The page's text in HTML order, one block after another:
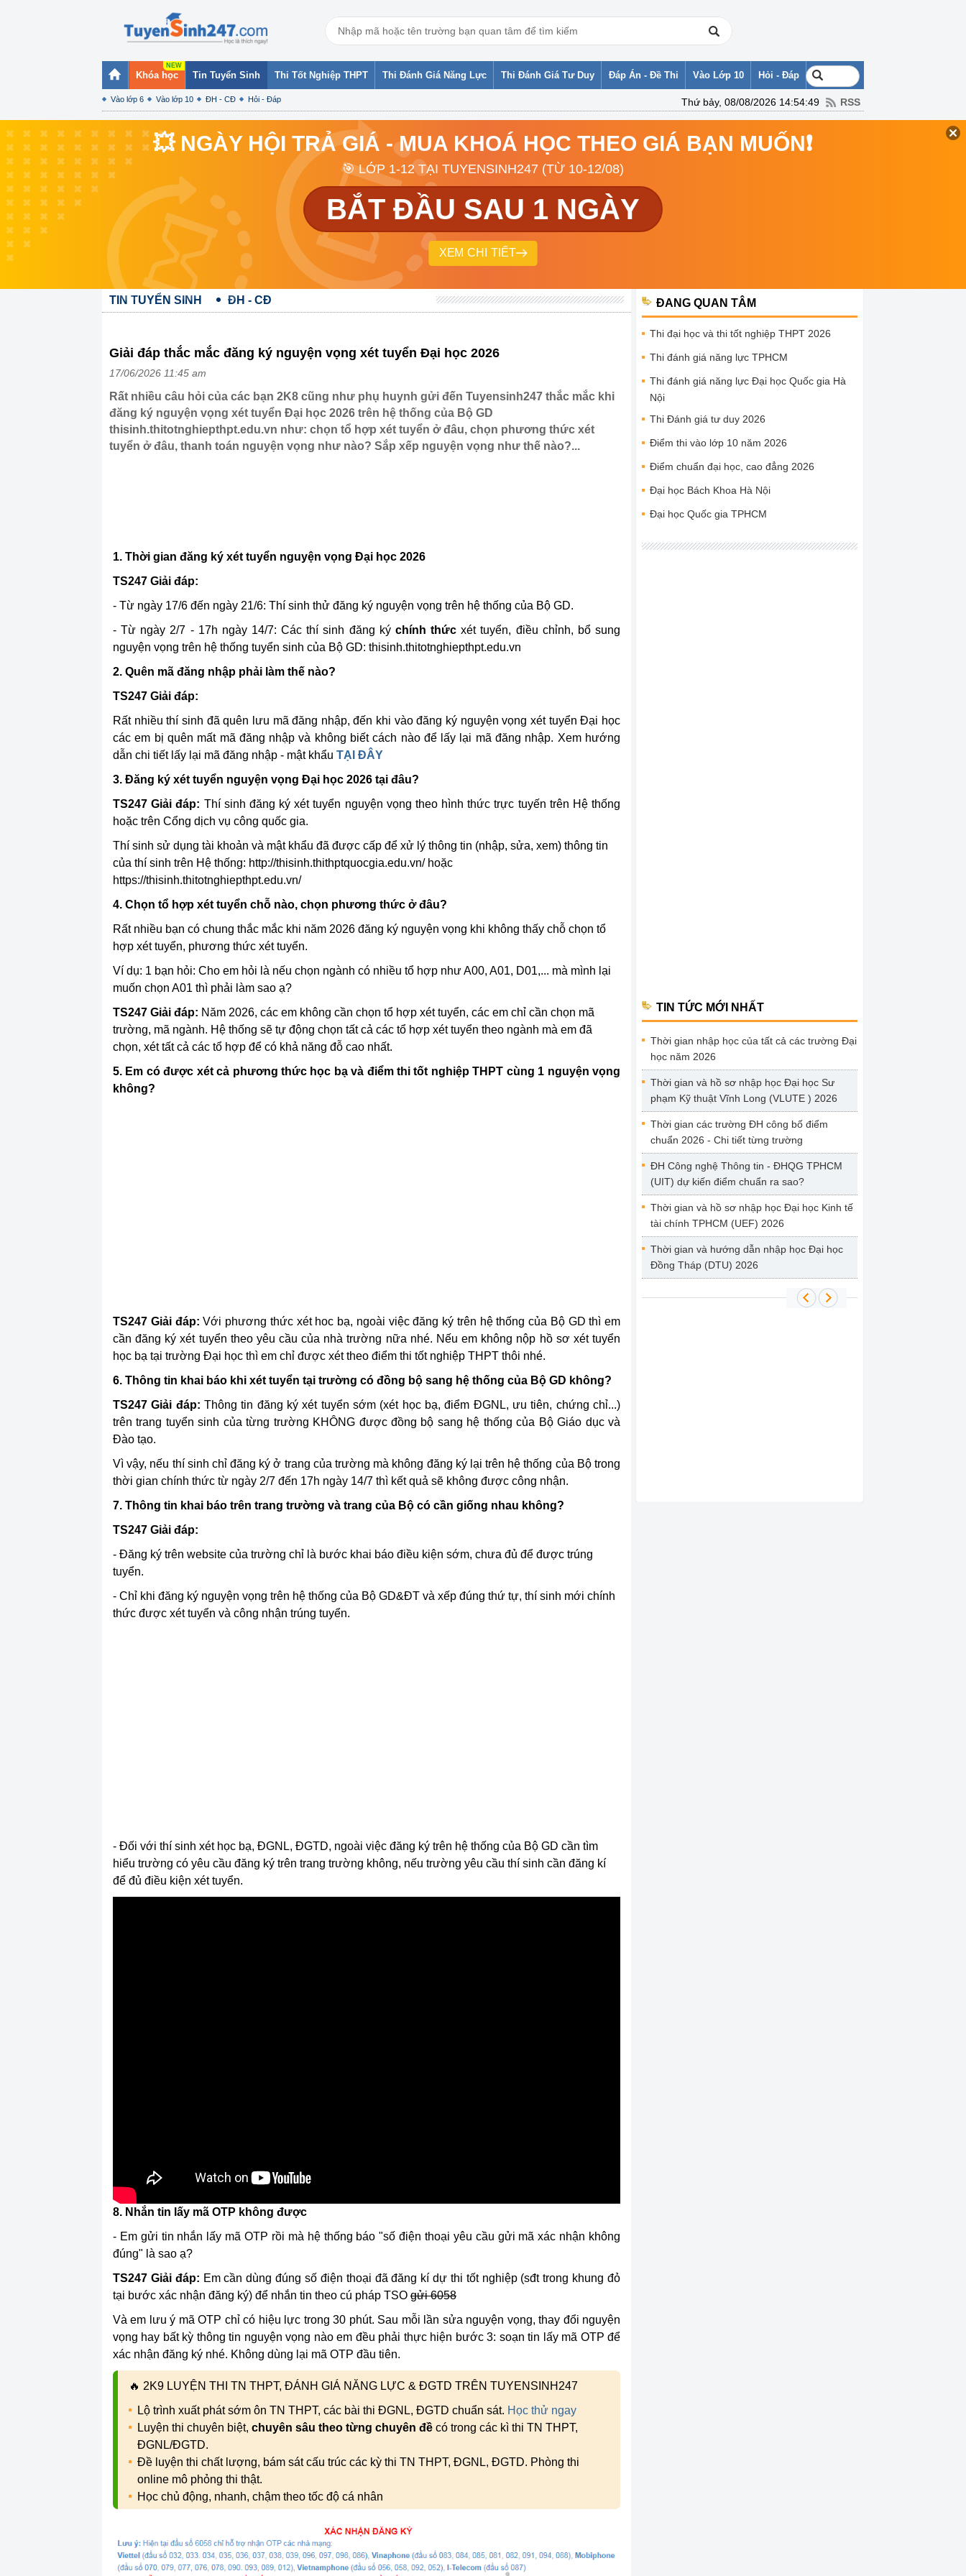
Khóa học Tin Tuyển Sinh
Vào lớp 6 Vào lớp 10 ĐH - CĐ Hỏi - Đáp
Thi Tốt Nghiệp THPT Thi Đánh Giá Năng Lực Thi Đánh Giá Tư Duy Đáp Án - Đề Thi Vào Lớp 10 Hỏi - Đáp
Thứ bảy, 08/08/2026 14:54:49 RSS
💥 NGÀY HỘI TRẢ GIÁ - MUA KHOÁ HỌC THEO GIÁ BẠN MUỐN❗
🎯 LỚP 1-12 TẠI TUYENSINH247 (TỪ 10-12/08)
BẮT ĐẦU SAU 1 NGÀY
XEM CHI TIẾT
TIN TUYỂN SINH ĐH - CĐ
Giải đáp thắc mắc đăng ký nguyện vọng xét tuyển Đại học 2026
17/06/2026 11:45 am
Rất nhiều câu hỏi của các bạn 2K8 cũng như phụ huynh gửi đến Tuyensinh247 thắc mắc khi
đăng ký nguyện vọng xét tuyển Đại học 2026 trên hệ thống của Bộ GD
thisinh.thitotnghiepthpt.edu.vn như: chọn tổ hợp xét tuyển ở đâu, chọn phương thức xét
tuyển ở đâu, thanh toán nguyện vọng như nào? Sắp xếp nguyện vọng như thế nào?...
1. Thời gian đăng ký xét tuyển nguyện vọng Đại học 2026
TS247 Giải đáp:
- Từ ngày 17/6 đến ngày 21/6: Thí sinh thử đăng ký nguyện vọng trên hệ thống của Bộ GD.
- Từ ngày 2/7 - 17h ngày 14/7: Các thí sinh đăng ký chính thức xét tuyển, điều chỉnh, bổ sung
nguyện vọng trên hệ thống tuyển sinh của Bộ GD: thisinh.thitotnghiepthpt.edu.vn
2. Quên mã đăng nhập phải làm thế nào?
TS247 Giải đáp:
Rất nhiều thí sinh đã quên lưu mã đăng nhập, đến khi vào đăng ký nguyện vọng xét tuyển Đại học
các em bị quên mất mã đăng nhập và không biết cách nào để lấy lại mã đăng nhập. Xem hướng
dẫn chi tiết lấy lại mã đăng nhập - mật khẩu TẠI ĐÂY
3. Đăng ký xét tuyển nguyện vọng Đại học 2026 tại đâu?
TS247Giải đáp: Thí sinh đăng ký xét tuyển nguyện vọng theo hình thức trực tuyến trên Hệ thống
hoặc trên Cổng dịch vụ công quốc gia.
Thí sinh sử dụng tài khoản và mật khẩu đã được cấp để xử lý thông tin (nhập, sửa, xem) thông tin
của thí sinh trên Hệ thống: http://thisinh.thithptquocgia.edu.vn/ hoặc
https://thisinh.thitotnghiepthpt.edu.vn/
4. Chọn tổ hợp xét tuyển chỗ nào, chọn phương thức ở đâu?
Rất nhiều bạn có chung thắc mắc khi năm 2026 đăng ký nguyện vọng khi không thấy chỗ chọn tổ
hợp xét tuyển, phương thức xét tuyển.
Ví dụ: 1 bạn hỏi: Cho em hỏi là nếu chọn ngành có nhiều tổ hợp như A00, A01, D01,... mà mình lại
muốn chọn A01 thì phải làm sao ạ?
TS247 Giải đáp: Năm 2026, các em không cần chọn tổ hợp xét tuyển, các em chỉ cần chọn mã
trường, mã ngành. Hệ thống sẽ tự động chọn tất cả các tổ hợp xét tuyển theo ngành mà em đã
chọn, xét tất cả các tổ hợp để có khả năng đỗ cao nhất.
5. Em có được xét cả phương thức học bạ và điểm thi tốt nghiệp THPT cùng 1 nguyện vọng
không?
TS247 Giải đáp:Với phương thức xét hoc bạ, ngoài việc đăng ký trên hệ thống của Bộ GD thì em
cần đăng ký xét tuyển theo yêu cầu của nhà trường nữa nhé. Nếu em không nộp hồ sơ xét tuyển
học bạ tại trường Đại học thì em chỉ được xét theo điểm thi tốt nghiệp THPT thôi nhé.
6. Thông tin khai báo khi xét tuyển tại trường có đồng bộ sang hệ thống của Bộ GD không?
TS247Giải đáp: Thông tin đăng ký xét tuyển sớm (xét học bạ, điểm ĐGNL, ưu tiên, chứng chỉ...)
trên trang tuyển sinh của từng trường KHÔNG được đồng bộ sang hệ thống của Bộ Giáo dục và
Đào tạo.
Vì vậy, nếu thí sinh chỉ đăng ký ở trang của trường mà không đăng ký lại trên hệ thống của Bộ trong
thời gian chính thức từ ngày 2/7 đến 17h ngày 14/7 thì kết quả sẽ không được công nhận.
7. Thông tin khai báo trên trang trường và trang của Bộ có cần giống nhau không?
TS247 Giải đáp:
- Đăng ký trên website của trường chỉ là bước khai báo điều kiện sớm, chưa đủ để được trúng
tuyển.
- Chỉ khi đăng ký nguyện vọng trên hệ thống của Bộ GD&ĐT và xếp đúng thứ tự, thí sinh mới chính
thức được xét tuyển và công nhận trúng tuyển.
- Đối với thí sinh xét học bạ, ĐGNL, ĐGTD, ngoài việc đăng ký trên hệ thống của Bộ GD cần tìm
hiểu trường có yêu cầu đăng ký trên trang trường không, nếu trường yêu cầu thí sinh cần đăng kí
để đủ điều kiện xét tuyển.
8. Nhắn tin lấy mã OTP không được
- Em gửi tin nhắn lấy mã OTP rồi mà hệ thống báo "số điện thoại yêu cầu gửi mã xác nhận không
đúng" là sao ạ?
TS247 Giải đáp: Em cần dùng đúng số điện thoại đã đăng kí dự thi tốt nghiệp (sđt trong khung đỏ
tại bước xác nhận đăng ký) để nhắn tin theo cú pháp TSO gửi 6058
Và em lưu ý mã OTP chỉ có hiệu lực trong 30 phút. Sau mỗi lần sửa nguyện vọng, thay đổi nguyện
vọng hay bất kỳ thông tin nguyện vọng nào em đều phải thực hiện bước 3: soạn tin lấy mã OTP để
xác nhận đăng ký nhé. Không dùng lại mã OTP đầu tiên.
🔥 2K9 LUYỆN THI TN THPT, ĐÁNH GIÁ NĂNG LỰC & ĐGTD TRÊN TUYENSINH247
Lộ trình xuất phát sớm ôn TN THPT, các bài thi ĐGNL, ĐGTD chuẩn sát. Học thử ngay
Luyện thi chuyên biệt, chuyên sâu theo từng chuyên đề có trong các kì thi TN THPT,
ĐGNL/ĐGTD.
Đề luyện thi chất lượng, bám sát cấu trúc các kỳ thi TN THPT, ĐGNL, ĐGTD. Phòng thi
online mô phỏng thi thật.
Học chủ động, nhanh, chậm theo tốc độ cá nhân
ĐANG QUAN TÂM
Thi đại học và thi tốt nghiệp THPT 2026
Thi đánh giá năng lực TPHCM
Thi đánh giá năng lực Đại học Quốc gia Hà
Nội
Thi Đánh giá tư duy 2026
Điểm thi vào lớp 10 năm 2026
Điểm chuẩn đại học, cao đẳng 2026
Đại học Bách Khoa Hà Nội
Đại học Quốc gia TPHCM
TIN TỨC MỚI NHẤT
Thời gian nhập học của tất cả các trường Đại
học năm 2026
Thời gian và hồ sơ nhập học Đại học Sư
phạm Kỹ thuật Vĩnh Long (VLUTE ) 2026
Thời gian các trường ĐH công bố điểm
chuẩn 2026 - Chi tiết từng trường
ĐH Công nghệ Thông tin - ĐHQG TPHCM
(UIT) dự kiến điểm chuẩn ra sao?
Thời gian và hồ sơ nhập học Đại học Kinh tế
tài chính TPHCM (UEF) 2026
Thời gian và hướng dẫn nhập học Đại học
Đồng Tháp (DTU) 2026